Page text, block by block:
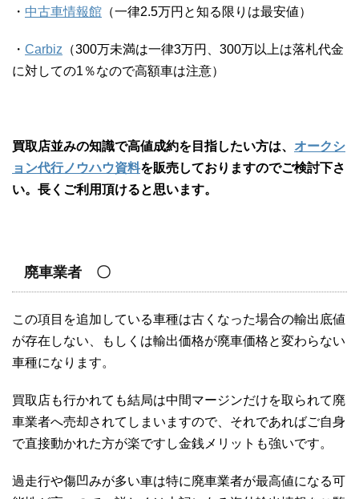
・ 中古車情報館 （一律2.5万円と知る限りは最安値）
・ Carbiz （300万未満は一律3万円、300万以上は落札代金
に対しての1％なので高額車は注意）
買取店並みの知識で高値成約を目指したい方は、 オークシ
ョン代行ノウハウ資料を販売しておりますのでご検討下さ
い。長くご利用頂けると思います。
廃車業者 〇
この項目を追加している車種は古くなった場合の輸出底値
が存在しない、もしくは輸出価格が廃車価格と変わらない
車種になります。
買取店も行かれても結局は中間マージンだけを取られて廃
車業者へ売却されてしまいますので、それであればご自身
で直接動かれた方が楽ですし金銭メリットも強いです。
過走行や傷凹みが多い車は特に廃車業者が最高値になる可